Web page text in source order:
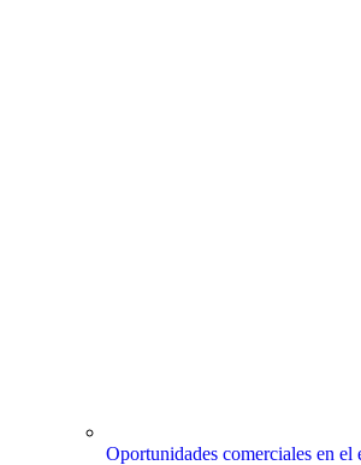
Oportunidades comerciales en el